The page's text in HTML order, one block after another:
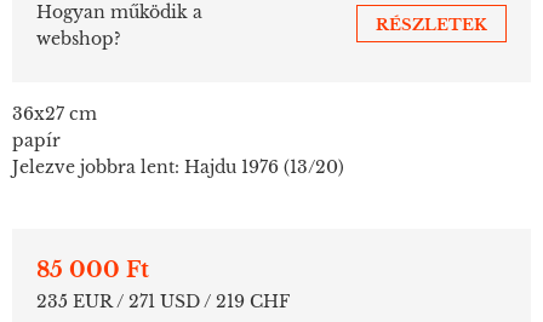
Hogyan működik a
webshop?
RÉSZLETEK
36x27 cm
papír
Jelezve jobbra lent: Hajdu 1976 (13/20)
85 000 Ft
235 EUR / 271 USD / 219 CHF